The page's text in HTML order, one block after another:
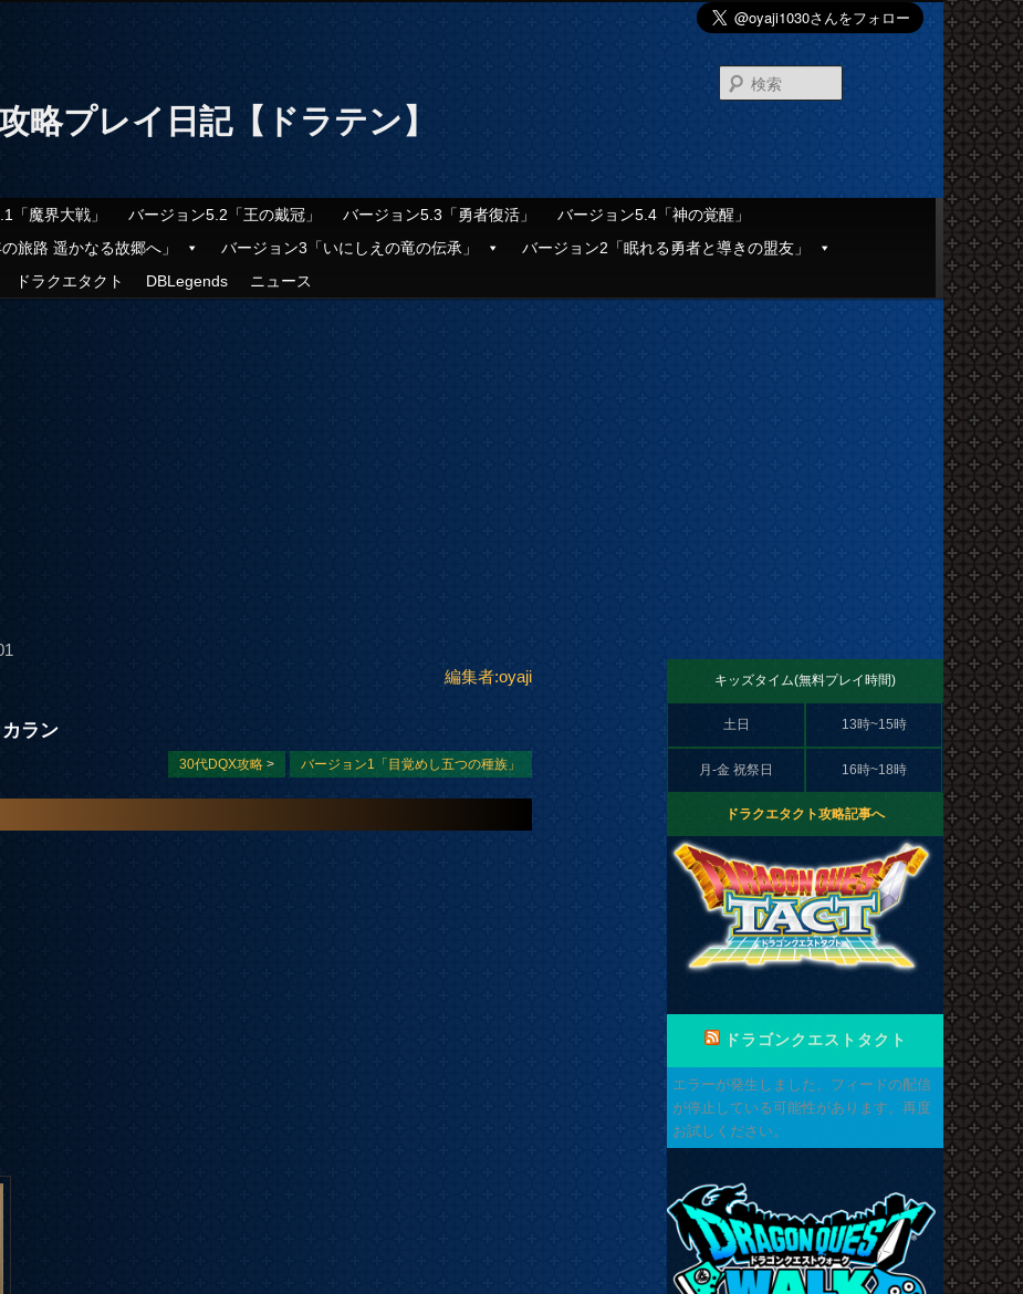
略プレイ日記【ドラテン】
索
「魔界大戦」 バージョン5.2「王の戴冠」 バージョン5.3「勇者復活」
バージョン5.4「神の覚醒」
旅路 遥かなる故郷へ」 バージョン3「いにしえの竜の伝承」
バージョン2「眠れる勇者と導きの盟友」
ドラクエタクト DBLegends ニュース
編集者:oyaji
ラン
30代DQX攻略> バージョン1「目覚めし五つの種族」
キッズタイム(無料プレイ時間)
土日 13時~15時
月-金 祝祭日 16時~18時
ドラクエタクト攻略記事へ
ドラゴンクエストタクト
エラーが発生しました。フィードの配信
が停止している可能性があります。再度
お試しください。